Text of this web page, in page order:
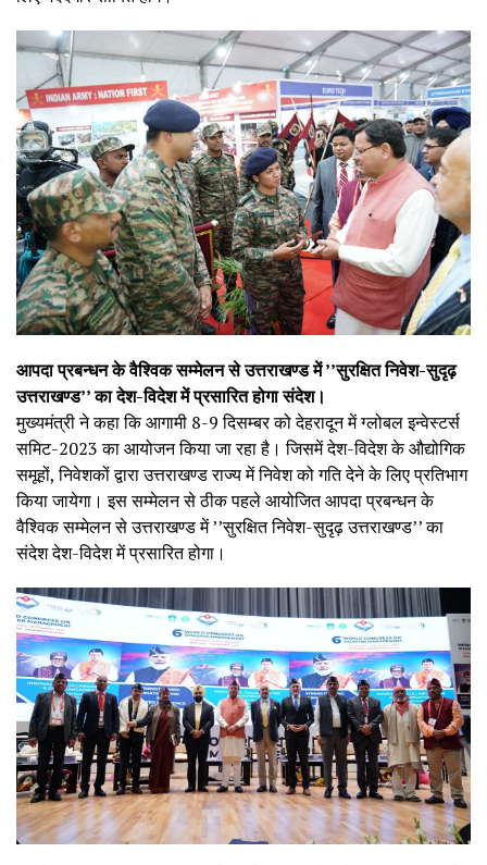
आपदा प्रबन्धन के वैश्विक सम्मेलन से उत्तराखण्ड में ’’सुरक्षित निवेश-सुदृढ़
उत्तराखण्ड’’ का देश-विदेश में प्रसारित होगा संदेश।
मुख्यमंत्री ने कहा कि आगामी 8-9 दिसम्बर को देहरादून में ग्लोबल इन्वेस्टर्स
समिट-2023 का आयोजन किया जा रहा है। जिसमें देश-विदेश के औद्योगिक
समूहों, निवेशकों द्वारा उत्तराखण्ड राज्य में निवेश को गति देने के लिए प्रतिभाग
किया जायेगा। इस सम्मेलन से ठीक पहले आयोजित आपदा प्रबन्धन के
वैश्विक सम्मेलन से उत्तराखण्ड में ’’सुरक्षित निवेश-सुदृढ़ उत्तराखण्ड’’ का
संदेश देश-विदेश में प्रसारित होगा।